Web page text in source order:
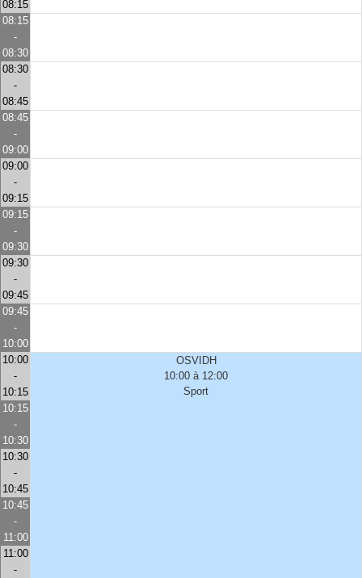
08:15
08:15
-
08:30
08:30
-
08:45
08:45
-
09:00
09:00
-
09:15
09:15
-
09:30
09:30
-
09:45
09:45
-
10:00
10:00
-
10:15
OSVIDH
10:00 à 12:00
Sport
10:15
-
10:30
10:30
-
10:45
10:45
-
11:00
11:00
-